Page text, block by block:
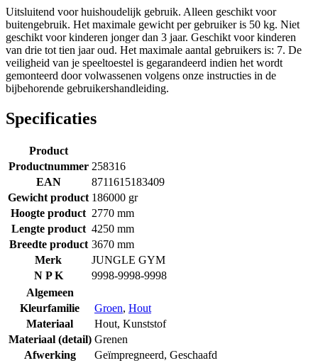
Uitsluitend voor huishoudelijk gebruik. Alleen geschikt voor
buitengebruik. Het maximale gewicht per gebruiker is 50 kg. Niet
geschikt voor kinderen jonger dan 3 jaar. Geschikt voor kinderen
van drie tot tien jaar oud. Het maximale aantal gebruikers is: 7. De
veiligheid van je speeltoestel is gegarandeerd indien het wordt
gemonteerd door volwassenen volgens onze instructies in de
bijbehorende gebruikershandleiding.
Specificaties
Product
Productnummer 258316
EAN
8711615183409
Gewicht product 186000 gr
Hoogte product 2770 mm
Lengte product 4250 mm
Breedte product 3670 mm
Merk
JUNGLE GYM
N P K
9998-9998-9998
Algemeen
Kleurfamilie
Groen, Hout
Materiaal
Hout, Kunststof
Materiaal (detail) Grenen
Afwerking
Geïmpregneerd, Geschaafd